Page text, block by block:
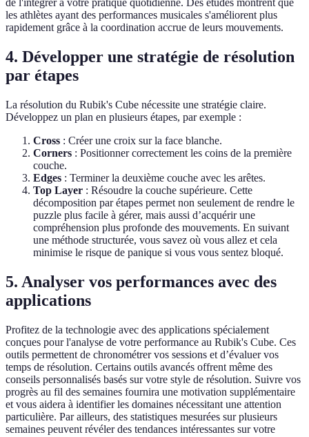
de l'intégrer à votre pratique quotidienne. Des études montrent que
les athlètes ayant des performances musicales s'améliorent plus
rapidement grâce à la coordination accrue de leurs mouvements.
4. Développer une stratégie de résolution
par étapes
La résolution du Rubik's Cube nécessite une stratégie claire.
Développez un plan en plusieurs étapes, par exemple :
Cross : Créer une croix sur la face blanche.
Corners : Positionner correctement les coins de la première
couche.
Edges : Terminer la deuxième couche avec les arêtes.
Top Layer : Résoudre la couche supérieure. Cette
décomposition par étapes permet non seulement de rendre le
puzzle plus facile à gérer, mais aussi d’acquérir une
compréhension plus profonde des mouvements. En suivant
une méthode structurée, vous savez où vous allez et cela
minimise le risque de panique si vous vous sentez bloqué.
5. Analyser vos performances avec des
applications
Profitez de la technologie avec des applications spécialement
conçues pour l'analyse de votre performance au Rubik's Cube. Ces
outils permettent de chronométrer vos sessions et d’évaluer vos
temps de résolution. Certains outils avancés offrent même des
conseils personnalisés basés sur votre style de résolution. Suivre vos
progrès au fil des semaines fournira une motivation supplémentaire
et vous aidera à identifier les domaines nécessitant une attention
particulière. Par ailleurs, des statistiques mesurées sur plusieurs
semaines peuvent révéler des tendances intéressantes sur votre